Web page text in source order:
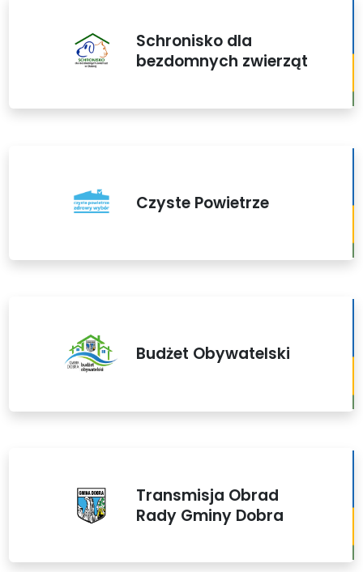
Schronisko dla
bezdomnych zwierząt
Czyste Powietrze
Budżet Obywatelski
Transmisja Obrad
Rady Gminy Dobra